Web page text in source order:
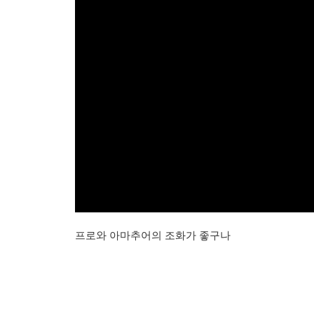
프로와 아마추어의 조화가 좋구나